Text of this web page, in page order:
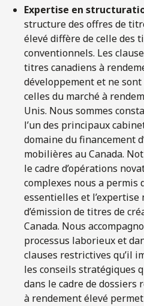
Expertise en
structure des offres de
élevé diffère de celle des
conventionnels. Les
titres canadiens à
développement et ne
celles du marché à
Unis. Nous sommes
l’un des principaux
domaine du financement
mobilières au Canada.
le cadre d’opérations
complexes nous a permis
essentielles et
d’émission de titres de
Canada. Nous
processus laborieux et
clauses restrictives qu’il
les conseils stratégiques
dans le cadre de dossiers
à rendement élevé permet